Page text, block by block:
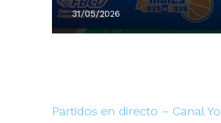
31/05/2026
Partidos en directo – Canal